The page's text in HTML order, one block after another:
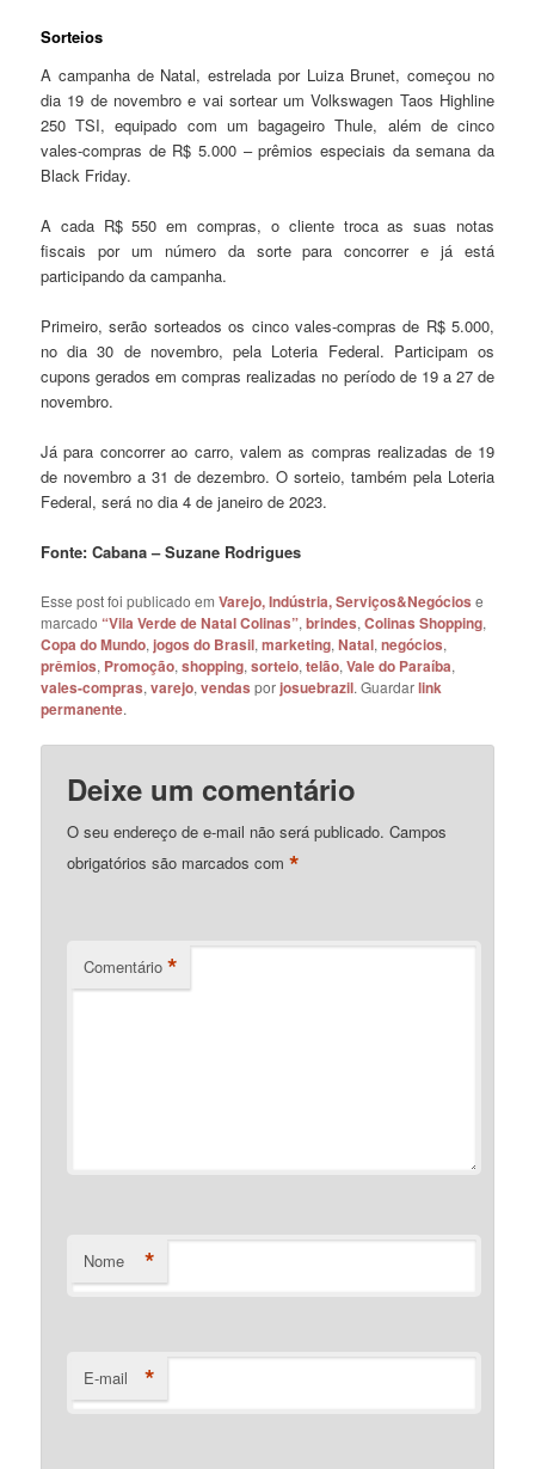
Sorteios
A campanha de Natal, estrelada por Luiza Brunet, começou no
dia 19 de novembro e vai sortear um Volkswagen Taos Highline
250 TSI, equipado com um bagageiro Thule, além de cinco
vales-compras de R$ 5.000 – prêmios especiais da semana da
Black Friday.
A cada R$ 550 em compras, o cliente troca as suas notas
fiscais por um número da sorte para concorrer e já está
participando da campanha.
Primeiro, serão sorteados os cinco vales-compras de R$ 5.000,
no dia 30 de novembro, pela Loteria Federal. Participam os
cupons gerados em compras realizadas no período de 19 a 27 de
novembro.
Já para concorrer ao carro, valem as compras realizadas de 19
de novembro a 31 de dezembro. O sorteio, também pela Loteria
Federal, será no dia 4 de janeiro de 2023.
Fonte: Cabana – Suzane Rodrigues
Esse post foi publicado emVarejo, Indústria, Serviços&Negócios e
marcado“Vila Verde de Natal Colinas”,brindes,Colinas Shopping,
Copa do Mundo,jogos do Brasil,marketing,Natal,negócios,
prêmios, Promoção,shopping,sorteio,telão,Vale do Paraíba,
vales-compras,varejo,vendas porjosuebrazil. Guardarlink
permanente.
Deixe um comentário
O seu endereço de e-mail não será publicado. Campos
obrigatórios são marcados com*
Comentário *
Nome *
E-mail *